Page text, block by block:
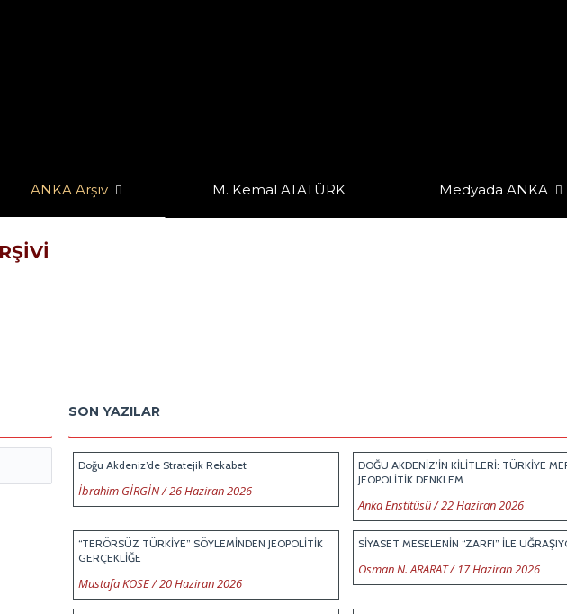
ANKA Arşiv M. Kemal ATATÜRK Medyada ANKA
SON YAZILAR
Doğu Akdeniz’de Stratejik Rekabet
İbrahim GİRGİN/26 Haziran 2026
DOĞU AKDENİZ’İN KİLİTLERİ: TÜRKİYE
JEOPOLİTİK DENKLEM
Anka Enstitüsü/22 Haziran 2026
“TERÖRSÜZ TÜRKİYE” SÖYLEMİNDEN JEOPOLİTİK
GERÇEKLİĞE
Mustafa KOSE/20 Haziran 2026
SİYASET MESELENİN “ZARFI” İLE
Osman N. ARARAT/ 17 Haziran 2026